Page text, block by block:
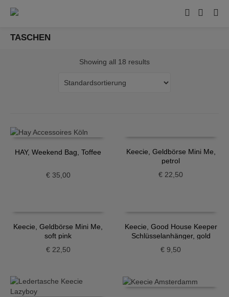
TASCHEN
Showing all 18 results
HAY, Weekend Bag, Toffee
€35,00
Keecie, Geldbörse Mini Me,
petrol
€ 22,50
Keecie, Geldbörse Mini Me,
soft pink
€22,50
Keecie, Good House Keeper
Schlüsselanhänger, gold
€ 9,50